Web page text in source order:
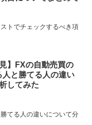
トでチェックするべき項
】FXの自動売買の
人と勝てる人の違い
してみた
てる人の違いについて分